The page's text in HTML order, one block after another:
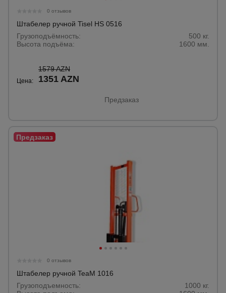
0 отзывов
Штабелер ручной Tisel HS 0516
Грузоподъёмность:
500 кг.
Высота подъёма:
1600 мм.
Цена:
1579 AZN
1351 AZN
Предзаказ
0 отзывов
Штабелер ручной TeaM 1016
Грузоподъемность:
1000 кг.
для работы с
арматурой
Оборудование
для бетонных
работ